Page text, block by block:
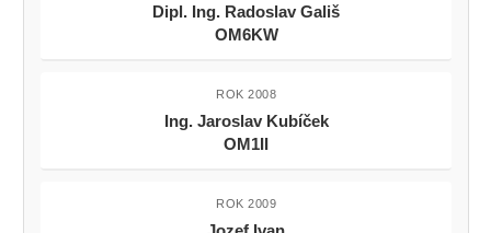
Dipl. Ing. Radoslav Gališ
OM6KW
ROK 2008
Ing. Jaroslav Kubíček
OM1II
ROK 2009